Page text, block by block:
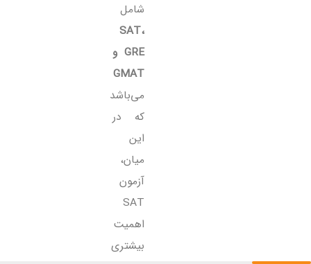
شامل
SAT،
GRE و
GMAT
می‌باشد
که در
این
میان،
آزمون
SAT
اهمیت
بیشتری